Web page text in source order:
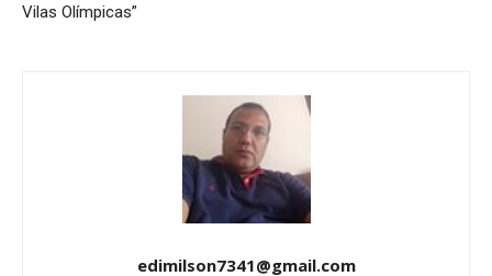
Vilas Olímpicas”
edimilson7341@gmail.com